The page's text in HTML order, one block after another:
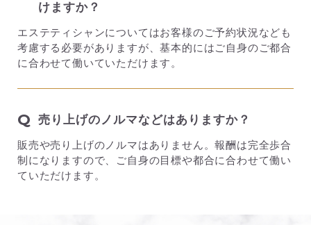
けますか？
エステティシャンについてはお客様のご予約状況なども
考慮する必要がありますが、基本的にはご自身のご都合
に合わせて働いていただけます。
Q 売り上げのノルマなどはありますか？
販売や売り上げのノルマはありません。報酬は完全歩合
制になりますので、ご自身の目標や都合に合わせて働い
ていただけます。